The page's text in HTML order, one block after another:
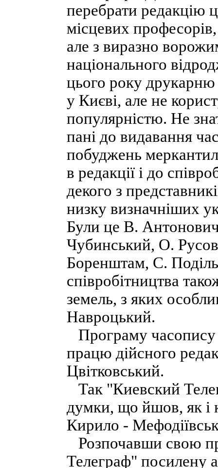
перебрати редакцію
місцевих
але з виразно
національного
цього року
у Києві, але не
популярністю. Не
пані до видавання
побуджень
в редакції і до
декого з
низку визначніших
Були це В.
Чубинський, О.
Боренштам, С.
співробітництва
земель, з яких
Навроцький.
Програму
працю дійсного
Цвітковський.
Так "Киевский
думки, що йшов, як і
Кирило -
Розпочавши свою
Телеграф" посилену